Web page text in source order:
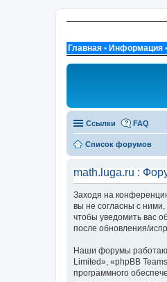
Главная • Информация •
Ссылки FAQ
Список форумов
math.luga.ru :
Заходя на
вы не согласны с
чтобы уведомить вас
после обновления/
Наши форумы
Limited», «phpBB
программного